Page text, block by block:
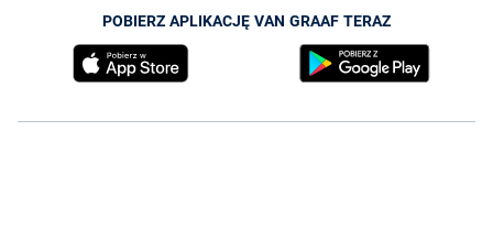
POBIERZ APLIKACJĘ VAN GRAAF TERAZ